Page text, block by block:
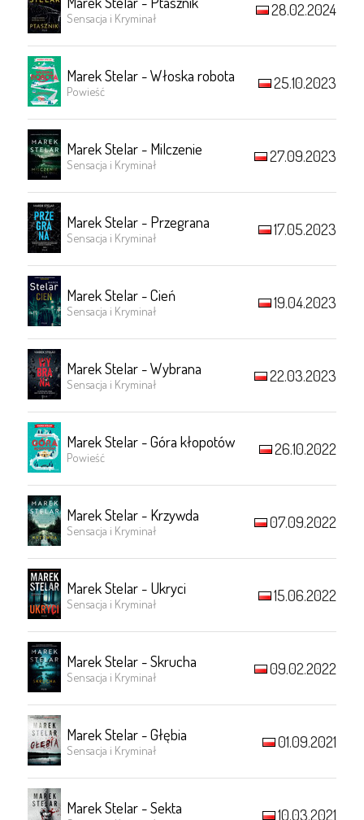
Sensacja i Kryminał 28.02.2024
Marek Stelar - Włoska robota
Powieść 25.10.2023
Marek Stelar - Milczenie
Sensacja i Kryminał 27.09.2023
Marek Stelar - Przegrana
Sensacja i Kryminał 17.05.2023
Marek Stelar - Cień
Sensacja i Kryminał 19.04.2023
Marek Stelar - Wybrana
Sensacja i Kryminał 22.03.2023
Marek Stelar - Góra kłopotów
Powieść 26.10.2022
Marek Stelar - Krzywda
Sensacja i Kryminał 07.09.2022
Marek Stelar - Ukryci
Sensacja i Kryminał 15.06.2022
Marek Stelar - Skrucha
Sensacja i Kryminał 09.02.2022
Marek Stelar - Głębia
Sensacja i Kryminał 01.09.2021
Marek Stelar - Sekta 10.03.2021